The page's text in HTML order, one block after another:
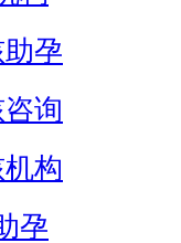
孕
询
构
孕